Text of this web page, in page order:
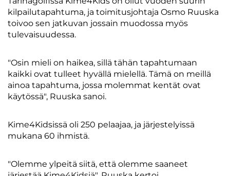
kilpailutapahtuma, ja toimitusjohtaja Osmo Ruuska
toivoo sen jatkuvan jossain muodossa myös
tulevaisuudessa.
"Osin mieli on haikea, sillä tähän tapahtumaan
kaikki ovat tulleet hyvällä mielellä. Tämä on meillä
ainoa tapahtuma, jossa molemmat kentät ovat
käytössä", Ruuska sanoi.
Kime4Kidsissä oli 250 pelaajaa, ja järjestelyissä
mukana 60 ihmistä.
"Olemme ylpeitä siitä, että olemme saaneet